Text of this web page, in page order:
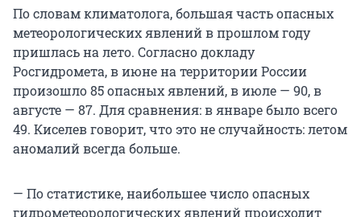
По словам климатолога, большая часть опасных
метеорологических явлений в прошлом году
пришлась на лето. Согласно докладу
Росгидромета, в июне на территории России
произошло 85 опасных явлений, в июле — 90, в
августе — 87. Для сравнения: в январе было всего
49. Киселев говорит, что это не случайность: летом
аномалий всегда больше.
— По статистике, наибольшее число опасных
гидрометеорологических явлений происходит